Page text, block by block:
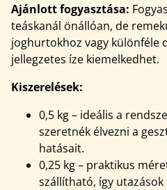
Ajánlott fogyasztása:
teáskanál önállóan, de
joghurtokhoz vagy különféle
jellegzetes íze kiemelkedhet.
Kiszerelések:
0,5 kg – ideális a
szeretnék élvezni a
hatásait.
0,25 kg – praktikus
szállítható, így